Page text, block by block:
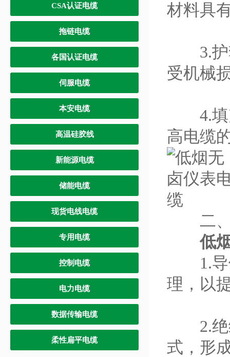
CSA认证电缆
拖链电缆
各国认证电缆
伺服电缆
本安电缆
高温硅胶线
新能源电缆
储能电缆
现货电线电缆
专用电缆
控制电缆
电力电缆
数据传输电缆
柔性扁平电缆
材料具
3.护套
受机械
4.填充
高电缆
二、
低
1.导体
理，以
2.绝缘
式，形